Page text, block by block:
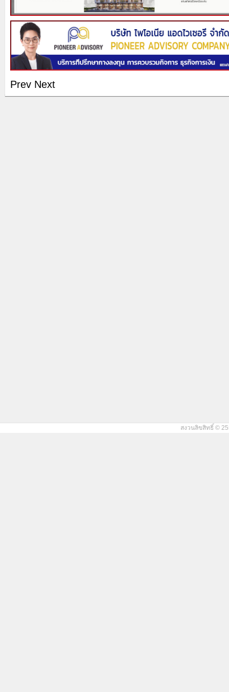
Prev Next
สงวนลิขสิทธิ์ ©